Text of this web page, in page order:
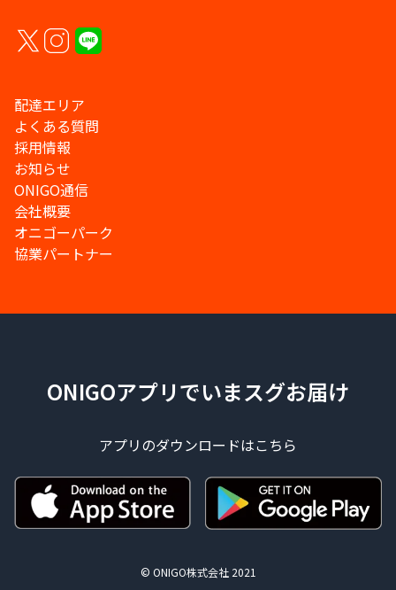
配達エリア
よくある質問
採用情報
お知らせ
ONIGO通信
会社概要
オニゴーパーク
協業パートナー
ONIGOアプリでいまスグお届け
アプリのダウンロードはこちら
© ONIGO株式会社 2021